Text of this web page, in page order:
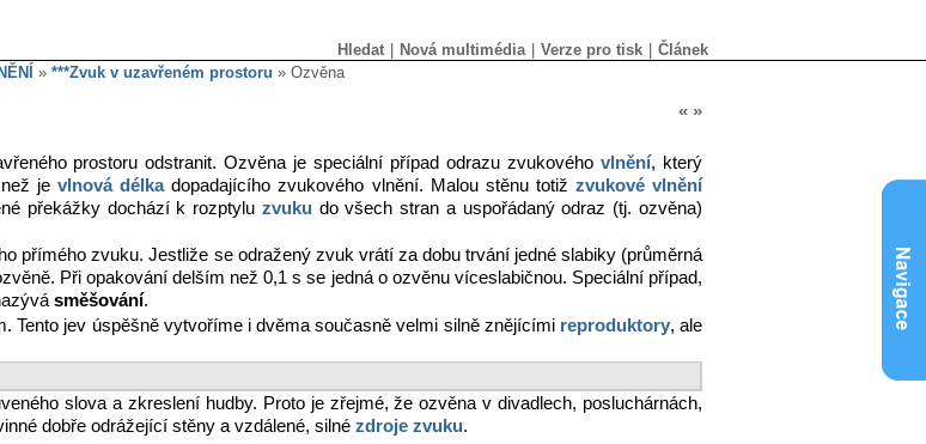
Hledat Nová multimédia Verze pro tisk
Článek
» ***Zvuk v uzavřeném prostoru » Ozvěna
« »
prostoru odstranit. Ozvěna je speciální případ odrazu zvukovéhovlnění, který
než jevlnová délkadopadajícího zvukového vlnění. Malou stěnu totiž zvukové vlnění
překážky dochází k rozptylu zvukudo všech stran a uspořádaný odraz (tj. ozvěna)
přímého zvuku. Jestliže se odražený zvuk vrátí za dobu trvání jedné slabiky (průměrná
Při opakování delším než 0,1 s se jedná o ozvěnu víceslabičnou. Speciální případ,
směšování.
Tento jev úspěšně vytvoříme i dvěma současně velmi silně znějícími reproduktory, ale
slova a zkreslení hudby. Proto je zřejmé, že ozvěna v divadlech, posluchárnách,
dobře odrážející stěny a vzdálené, silné zdroje zvuku.